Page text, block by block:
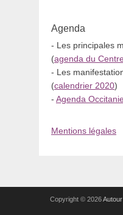
Agenda
- Les principales
(agenda du
- Les
(calendrier 2020)
- Agenda
Mentions légales
Copyright © 2026